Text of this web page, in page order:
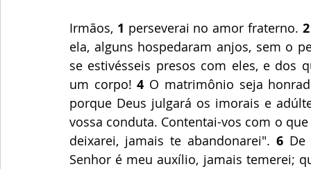
Irmãos, 1 perseverai no amor fraterno. 2
ela, alguns hospedaram anjos, sem o
se estivésseis presos com eles, e dos
um corpo! 4 O matrimônio seja
porque Deus julgará os imorais e
vossa conduta. Contentai-vos com o
deixarei, jamais te abandonarei". 6
Senhor é meu auxílio, jamais temerei;